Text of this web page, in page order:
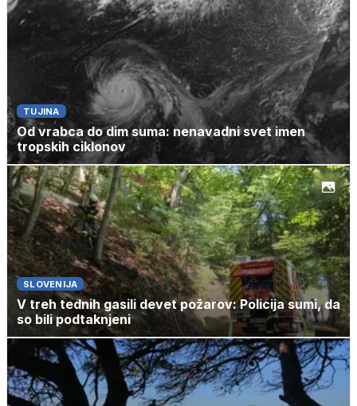
TUJINA
Od vrabca do dim suma: nenavadni svet imen
tropskih ciklonov
SLOVENIJA
V treh tednih gasili devet požarov: Policija sumi, da
so bili podtaknjeni